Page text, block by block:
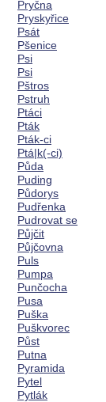
Pryčna
Pryskyřice
Psát
Pšenice
Psi
Psi
Pštros
Pstruh
Ptáci
Pták
Pták-ci
Ptá|k(-ci)
Půda
Puding
Půdorys
Pudřenka
Pudrovat se
Půjčit
Půjčovna
Puls
Pumpa
Punčocha
Pusa
Puška
Puškvorec
Půst
Putna
Pyramida
Pytel
Pytlák